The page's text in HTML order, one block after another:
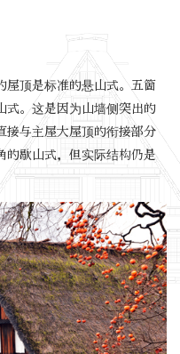
顶是标准的悬山式。五箇
式。这是因为山墙侧突出的
接与主屋大屋顶的衔接部分
的歇山式，但实际结构仍是